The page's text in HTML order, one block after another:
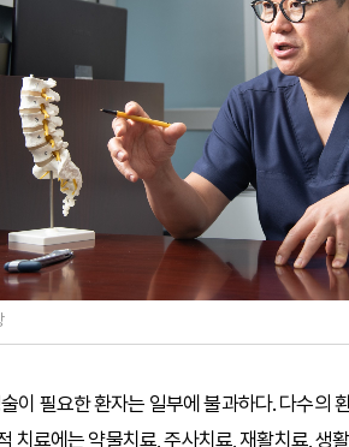
이 필요한 환자는 일부에 불과하다. 다수의
치료에는 약물치료, 주사치료, 재활치료, 생